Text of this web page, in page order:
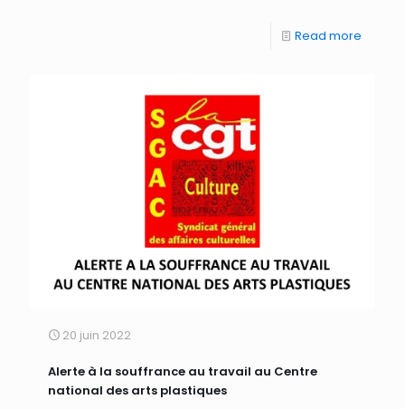
Read more
20 juin 2022
Alerte à la souffrance au travail au Centre
national des arts plastiques